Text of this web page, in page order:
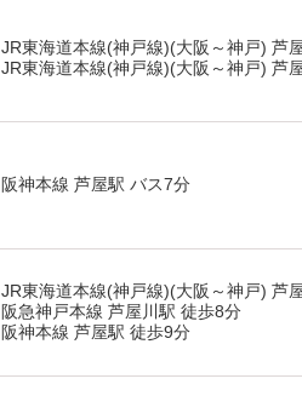
JR東海道本線(神戸線)(大阪～神戸) 芦
JR東海道本線(神戸線)(大阪～神戸) 芦
阪神本線 芦屋駅 バス7分
JR東海道本線(神戸線)(大阪～神戸) 芦
阪急神戸本線 芦屋川駅 徒歩8分
阪神本線 芦屋駅 徒歩9分